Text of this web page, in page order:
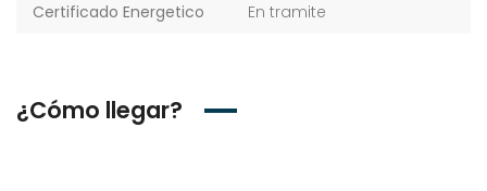
Certificado Energetico
En tramite
¿Cómo llegar?